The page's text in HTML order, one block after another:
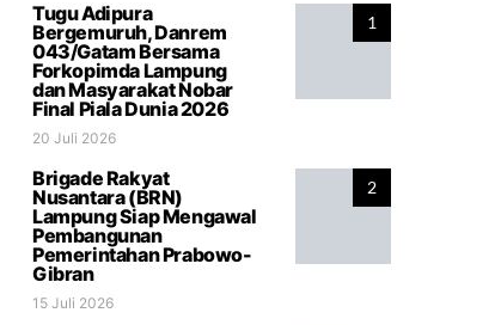
1
Tugu Adipura
Bergemuruh, Danrem
043/Gatam Bersama
Forkopimda Lampung
dan Masyarakat Nobar
Final Piala Dunia 2026
20 Juli 2026
2
Brigade Rakyat
Nusantara (BRN)
Lampung Siap Mengawal
Pembangunan
Pemerintahan Prabowo-
Gibran
15 Juli 2026